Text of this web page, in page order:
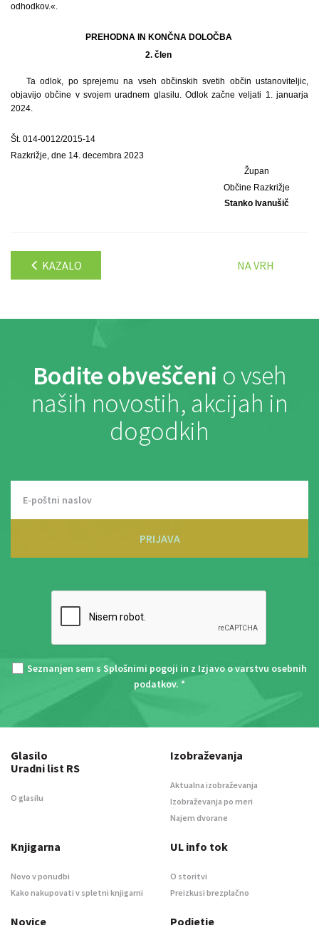
odhodkov.«.
PREHODNA IN KONČNA DOLOČBA
2. člen
Ta odlok, po sprejemu na vseh občinskih svetih občin ustanoviteljic,
objavijo občine v svojem uradnem glasilu. Odlok začne veljati 1. januarja
2024.
Št. 014-0012/2015-14
Razkrižje, dne 14. decembra 2023
Župan
Občine Razkrižje
Stanko Ivanušič
KAZALO NA VRH
Bodite obveščeni o vseh
naših novostih, akcijah in
dogodkih
PRIJAVA
Seznanjen sem s Splošnimi pogoji in z Izjavo o varstvu osebnih
podatkov. *
Glasilo
Uradni list RS
O glasilu
Izobraževanja
Aktualna izobraževanja
Izobraževanja po meri
Najem dvorane
Knjigarna
Novo v ponudbi
Kako nakupovati v spletni knjigarni
UL info tok
O storitvi
Preizkusi brezplačno
Novice Podjetje